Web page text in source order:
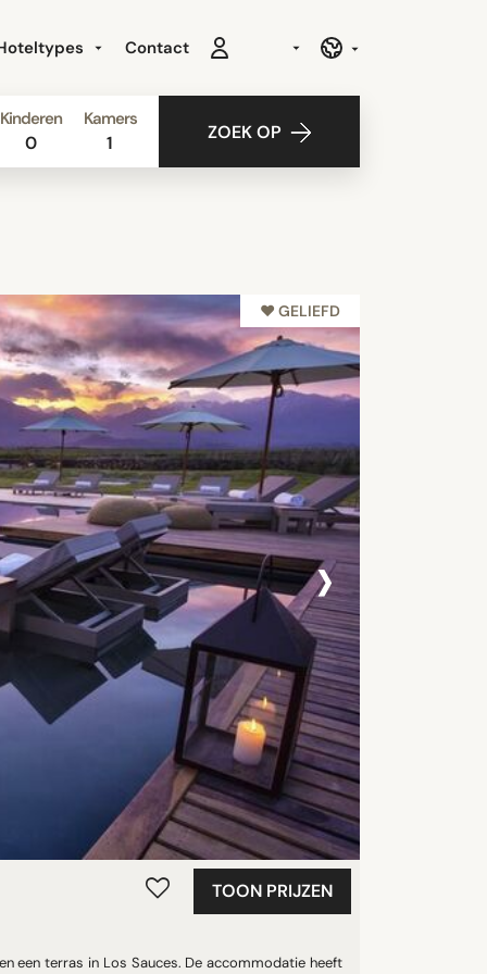
Contact
Kinderen
0
Kamers
1 ZOEK OP
♥︎ GELIEFD
›
TOON PRIJZEN
een terras in Los Sauces. De accommodatie heeft